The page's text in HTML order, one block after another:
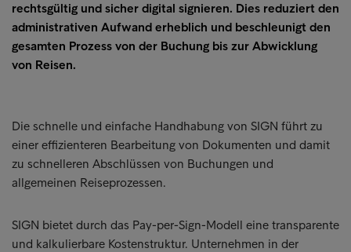
rechtsgültig und sicher digital signieren. Dies reduziert den
administrativen Aufwand erheblich und beschleunigt den
gesamten Prozess von der Buchung bis zur Abwicklung
von Reisen.
Die schnelle und einfache Handhabung von SIGN führt zu
einer effizienteren Bearbeitung von Dokumenten und damit
zu schnelleren Abschlüssen von Buchungen und
allgemeinen Reiseprozessen.
SIGN bietet durch das Pay-per-Sign-Modell eine transparente
und kalkulierbare Kostenstruktur. Unternehmen in der